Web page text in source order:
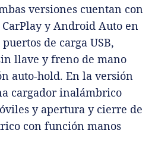
versiones cuentan con
y Android Auto en
de carga USB,
llave y freno de mano
auto-hold. En la versión
cargador inalámbrico
y apertura y cierre de
con función manos